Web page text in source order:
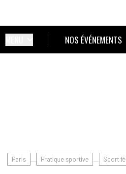
NOS ÉVÉNEMENTS
Paris Pratique sportive Sport